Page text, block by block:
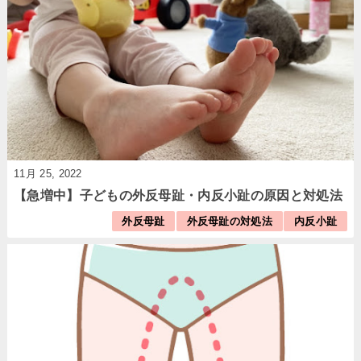
11月 25, 2022
【急増中】子どもの外反母趾・内反小趾の原因と対処法
外反母趾 外反母趾の対処法 内反小趾